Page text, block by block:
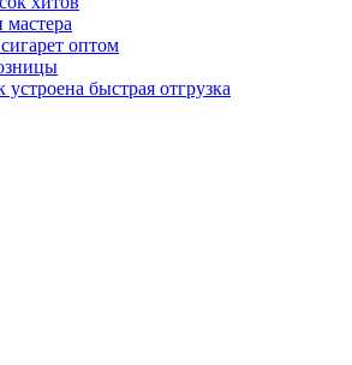
оптом
быстрая отгрузка